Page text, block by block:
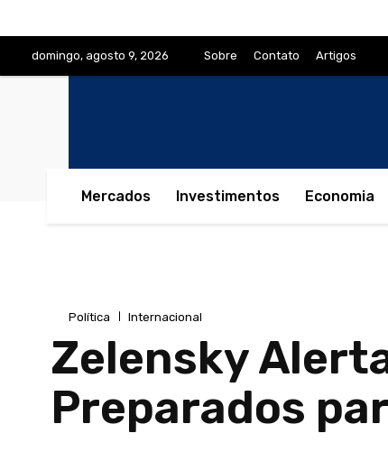
domingo, agosto 9, 2026 Sobre Contato Artigos
Mercados Investimentos Economia
Política Internacional
Zelensky
Preparados